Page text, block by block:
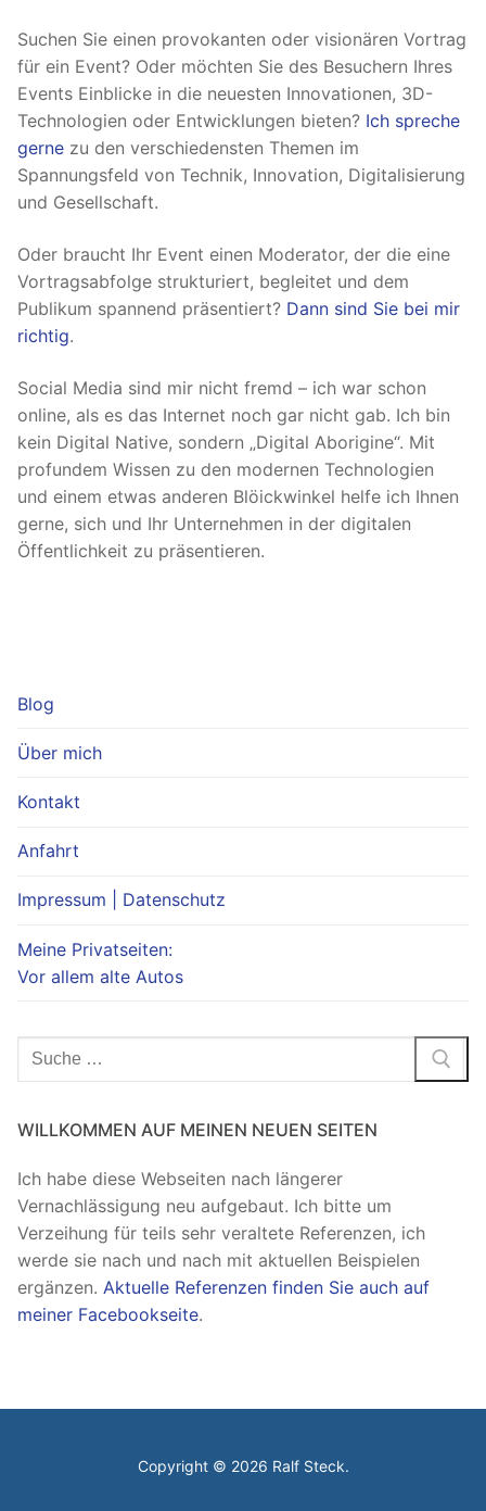
Suchen Sie einen provokanten oder visionären Vortrag
für ein Event? Oder möchten Sie des Besuchern Ihres
Events Einblicke in die neuesten Innovationen, 3D-
Technologien oder Entwicklungen bieten? Ich spreche
gerne zu den verschiedensten Themen im
Spannungsfeld von Technik, Innovation, Digitalisierung
und Gesellschaft.
Oder braucht Ihr Event einen Moderator, der die eine
Vortragsabfolge strukturiert, begleitet und dem
Publikum spannend präsentiert? Dann sind Sie bei mir
richtig.
Social Media sind mir nicht fremd – ich war schon
online, als es das Internet noch gar nicht gab. Ich bin
kein Digital Native, sondern „Digital Aborigine“. Mit
profundem Wissen zu den modernen Technologien
und einem etwas anderen Blöickwinkel helfe ich Ihnen
gerne, sich und Ihr Unternehmen in der digitalen
Öffentlichkeit zu präsentieren.
Blog
Über mich
Kontakt
Anfahrt
Impressum | Datenschutz
Meine Privatseiten:
Vor allem alte Autos
Suchen
nach:
WILLKOMMEN AUF MEINEN NEUEN SEITEN
Ich habe diese Webseiten nach längerer
Vernachlässigung neu aufgebaut. Ich bitte um
Verzeihung für teils sehr veraltete Referenzen, ich
werde sie nach und nach mit aktuellen Beispielen
ergänzen. Aktuelle Referenzen finden Sie auch auf
meiner Facebookseite.
Copyright © 2026 Ralf Steck.